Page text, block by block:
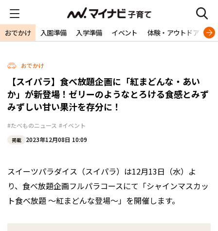
おでかけ 入園準備 入学準備 イベント 体験・アウトドア 旅
おでかけ
【スイパラ】食べ放題企画に「紅まどんな・あい
か」が新登場！ゼリーのようなとろける食感とみず
みずしい甘い果汁を存分に！
#たべものニュース #イベント
掲載 2023年12月08日 10:09
スイーツパラダイス（スイパラ）は12月13日（水）よ
り、食べ放題企画フルパラコースにて「シャインマスカッ
ト食べ放題 〜紅まどんな登場〜」を開催します。